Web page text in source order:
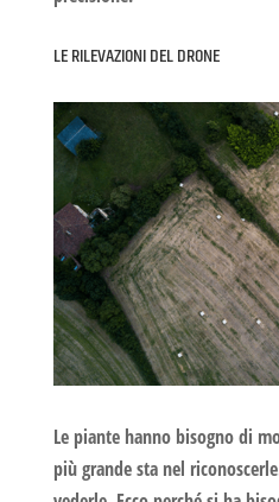
LE RILEVAZIONI DEL DRONE
Le piante hanno bisogno di
più grande sta nel